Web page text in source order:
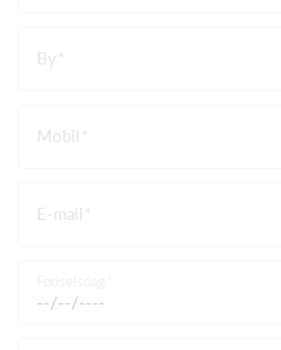
By
Mobil
E-mail